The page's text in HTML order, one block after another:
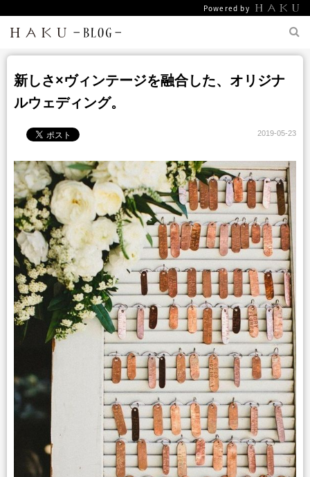
Powered by
新しさ×ヴィンテージを融合した、オリジナ
ルウェディング。
2019-05-23